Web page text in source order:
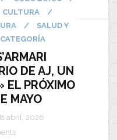
CULTURA
/
/
SALUD Y
DE AJ, UN
EL PRÓXIMO
MAYO
abril, 2026